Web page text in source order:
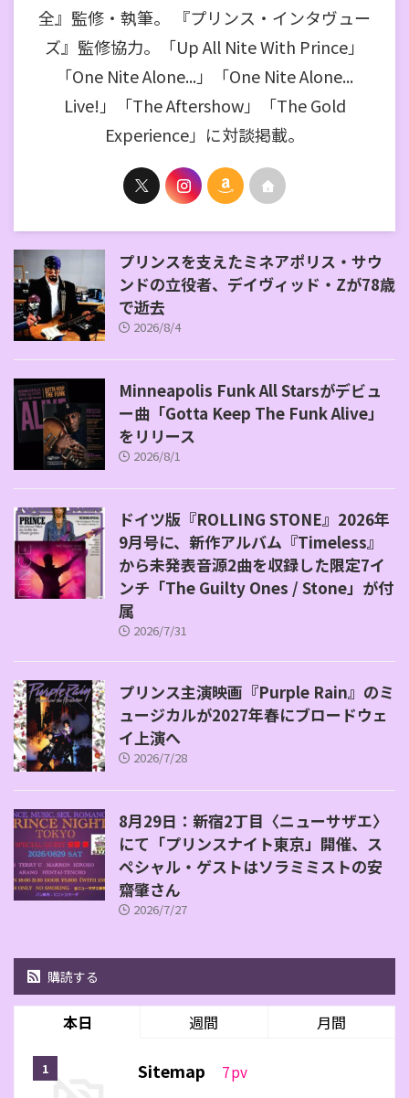
全』監修・執筆。 『プリンス・インタヴュー
ズ』監修協力。「Up All Nite With Prince」
「One Nite Alone...」「One Nite Alone...
Live!」「The Aftershow」「The Gold
Experience」に対談掲載。
プリンスを支えたミネアポリス・サウ
ンドの立役者、デイヴィッド・Zが78歳
で逝去
2026/8/4
Minneapolis Funk All Starsがデビュ
ー曲「Gotta Keep The Funk Alive」
をリリース
2026/8/1
ドイツ版『ROLLING STONE』2026年
9月号に、新作アルバム『Timeless』
から未発表音源2曲を収録した限定7イ
ンチ「The Guilty Ones / Stone」が付
属
2026/7/31
プリンス主演映画『Purple Rain』のミ
ュージカルが2027年春にブロードウェ
イ上演へ
2026/7/28
8月29日：新宿2丁目〈ニューサザエ〉
にて「プリンスナイト東京」開催、ス
ペシャル・ゲストはソラミミストの安
齋肇さん
2026/7/27
購読する
本日 週間 月間
Sitemap 7pv